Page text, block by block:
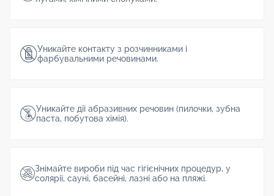
Уникайте контакту з розчинниками і
фарбувальними речовинами.
Уникайте дії абразивних речовин (пилочки, зубна
паста, побутова хімія).
Знімайте вироби під час гігієнічних процедур, у
солярії, сауні, басейні, лазні або на пляжі.